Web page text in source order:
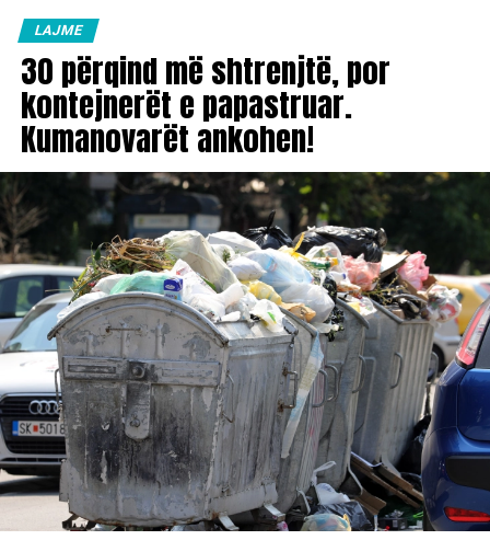
LAJME
30 përqind më shtrenjtë, por
kontejnerët e papastruar.
Kumanovarët ankohen!